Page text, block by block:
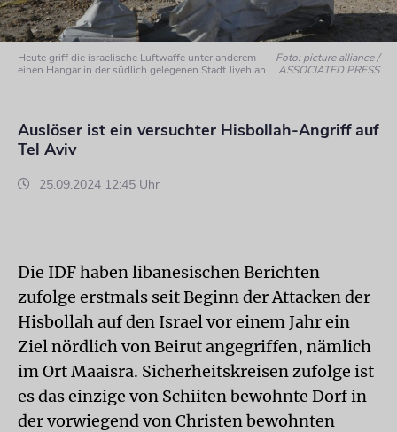
Heute griff die israelische Luftwaffe unter anderem
einen Hangar in der südlich gelegenen Stadt Jiyeh an.
Foto: picture alliance /
ASSOCIATED PRESS
Auslöser ist ein versuchter Hisbollah-Angriff auf
Tel Aviv
25.09.2024 12:45 Uhr
Die IDF haben libanesischen Berichten
zufolge erstmals seit Beginn der Attacken der
Hisbollah auf den Israel vor einem Jahr ein
Ziel nördlich von Beirut angegriffen, nämlich
im Ort Maaisra. Sicherheitskreisen zufolge ist
es das einzige von Schiiten bewohnte Dorf in
der vorwiegend von Christen bewohnten